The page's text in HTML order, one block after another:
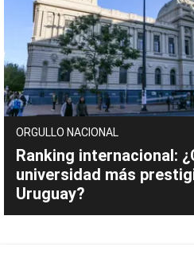
ORGULLO NACIONAL
Ranking internacional:
universidad más
Uruguay?